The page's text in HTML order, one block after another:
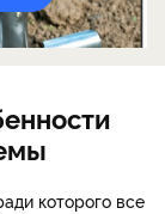
которого все